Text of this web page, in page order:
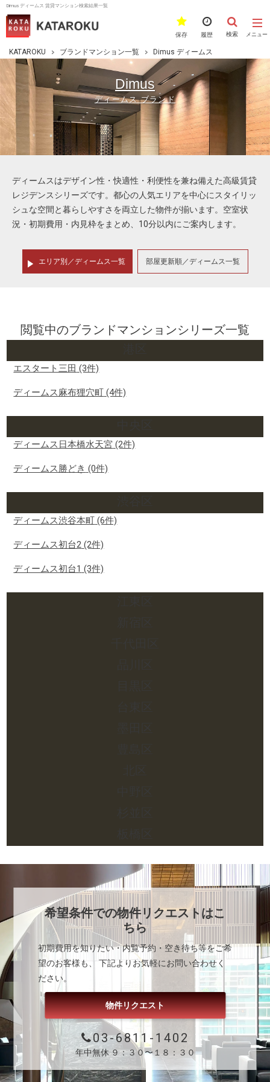
Dimus ディームス 賃貸マンション検索結果一覧
メニュー
検索
履歴
保存
KATAROKU ブランドマンション一覧 Dimus ディームス
Dimus
ディームス ブランド
ディームスはデザイン性・快適性・利便性を兼ね備えた高級賃貸
レジデンスシリーズです。都心の人気エリアを中心にスタイリッ
シュな空間と暮らしやすさを両立した物件が揃います。空室状
況・初期費用・内見枠をまとめ、10分以内にご案内します。
エリア別／ディームス一覧 部屋更新順／ディームス一覧
閲覧中のブランドマンションシリーズ一覧
エスタート三田 (3件)
ディームス麻布狸穴町 (4件)
ディームス日本橋水天宮 (2件)
ディームス勝どき (0件)
ディームス渋谷本町 (6件)
ディームス初台2 (2件)
ディームス初台1 (3件)
希望条件での物件リクエストはこ
ちら
初期費用を知りたい・内覧予約・空き待ち等をご希
望のお客様も、 下記よりお気軽にお問い合わせく
ださい。
物件リクエスト
03-6811-1402
年中無休 ９：３０〜１８：３０